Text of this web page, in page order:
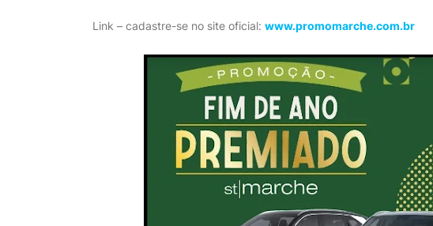
Link – cadastre-se no site oficial: www.promomarche.com.br